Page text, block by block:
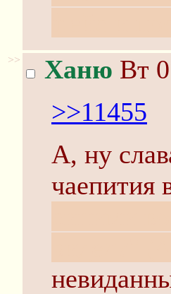
>> Ханю Вт
>>11455
А, ну
чаепития